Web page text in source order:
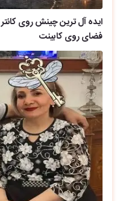
ایده آل ترین چینش روی
فضای روی کابینت